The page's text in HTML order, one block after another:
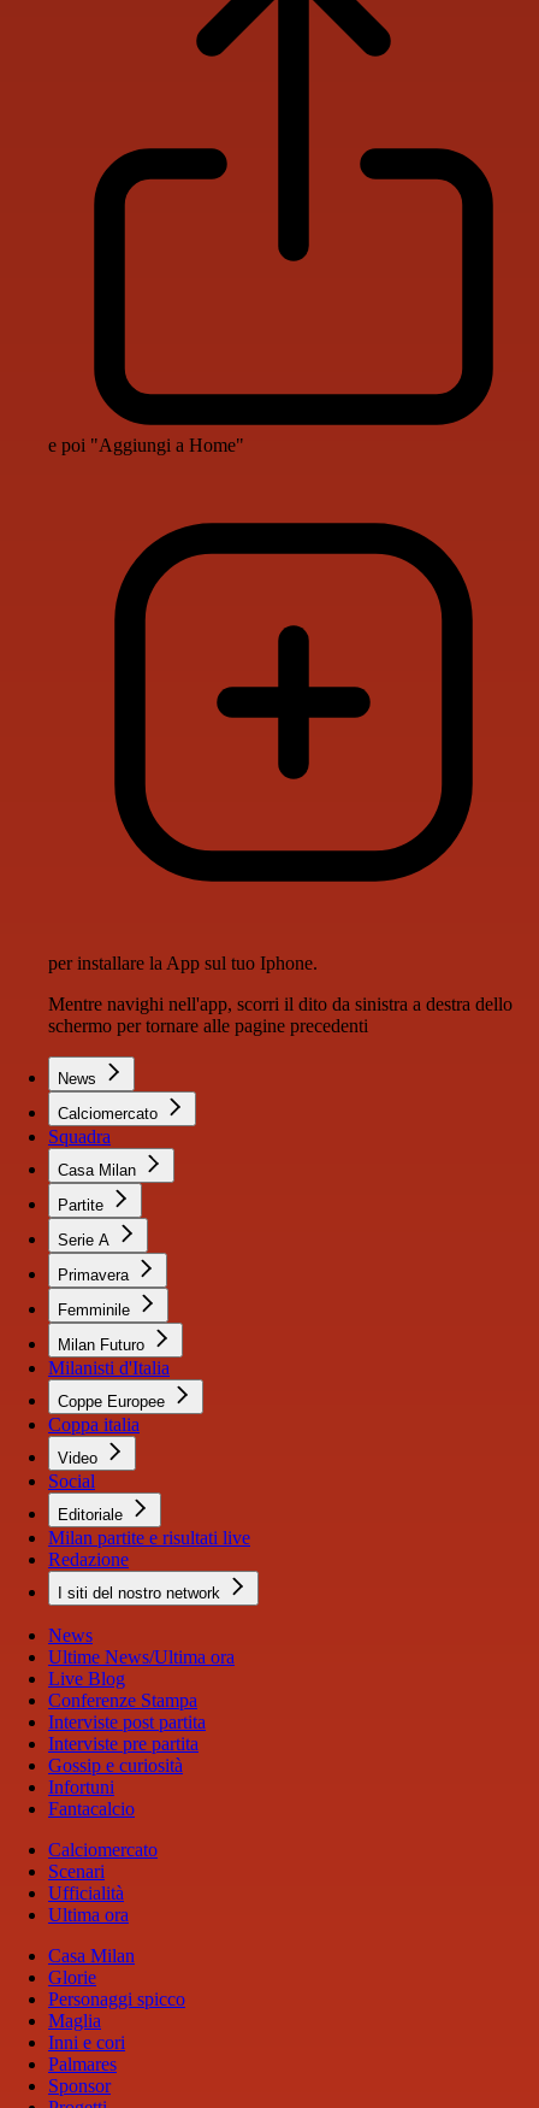
e poi "Aggiungi a Home"
per installare la App sul tuo Iphone.
Mentre navighi nell'app, scorri il dito da sinistra a destra dello
schermo per tornare alle pagine precedenti
News
Calciomercato
Squadra
Casa Milan
Partite
Serie A
Primavera
Femminile
Milan Futuro
Milanisti d'Italia
Coppe Europee
Coppa italia
Video
Social
Editoriale
Milan partite e risultati live
Redazione
I siti del nostro network
News
Ultime News/Ultima ora
Live Blog
Conferenze Stampa
Interviste post partita
Interviste pre partita
Gossip e curiosità
Infortuni
Fantacalcio
Calciomercato
Scenari
Ufficialità
Ultima ora
Casa Milan
Glorie
Personaggi spicco
Maglia
Inni e cori
Palmares
Sponsor